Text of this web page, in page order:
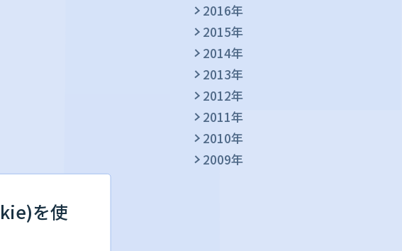
を使
2016年
2015年
2014年
2013年
2012年
2011年
2010年
2009年